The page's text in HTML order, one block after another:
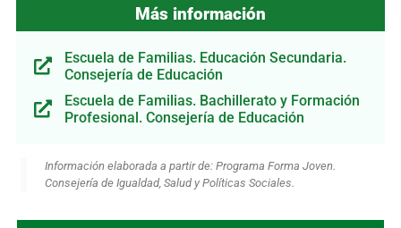
Más información
Escuela de Familias. Educación Secundaria.
Consejería de Educación
Escuela de Familias. Bachillerato y Formación
Profesional. Consejería de Educación
Información elaborada a partir de: Programa Forma Joven.
Consejería de Igualdad, Salud y Políticas Sociales.